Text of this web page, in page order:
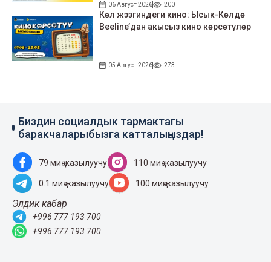
06 Август 2026 200
Көл жээгиндеги кино: Ысык-Көлдө
Beeline’дан акысыз кино көрсөтүлөр
05 Август 2026 273
Биздин социалдык тармактагы
баракчаларыбызга катталыңыздар!
79 миң жазылуучу 110 миң жазылуучу
0.1 миң жазылуучу 100 миң жазылуучу
Элдик кабар
+996 777 193 700
+996 777 193 700